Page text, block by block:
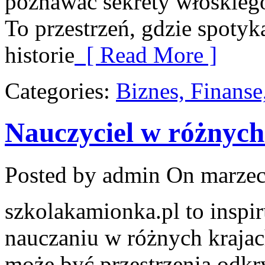
To przestrzeń, gdzie
historie [ Read More ]
Categories: Biznes,
Nauczyciel w
Posted by admin On
szkolakamionka.pl to
nauczaniu w różnych